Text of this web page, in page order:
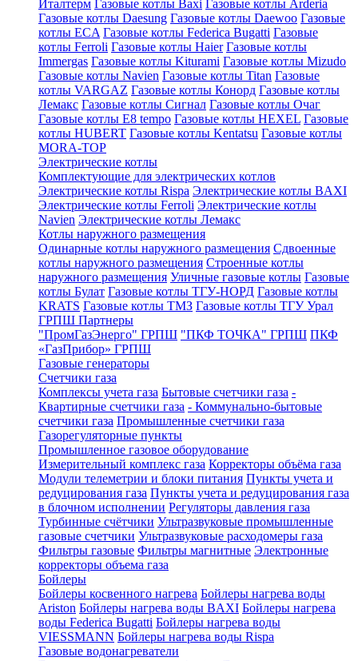
Италтерм Газовые котлы Baxi Газовые котлы Arderia
Газовые котлы Daesung Газовые котлы Daewoo Газовые
котлы ECA Газовые котлы Federica Bugatti Газовые
котлы Ferroli Газовые котлы Haier Газовые котлы
Immergas Газовые котлы Kiturami Газовые котлы Mizudo
Газовые котлы Navien Газовые котлы Titan Газовые
котлы VARGAZ Газовые котлы Конорд Газовые котлы
Лемакс Газовые котлы Сигнал Газовые котлы Очаг
Газовые котлы E8 tempo Газовые котлы HEXEL Газовые
котлы HUBERT Газовые котлы Kentatsu Газовые котлы
MORA-TOP
Электрические котлы
Комплектующие для электрических котлов
Электрические котлы Rispa Электрические котлы BAXI
Электрические котлы Ferroli Электрические котлы
Navien Электрические котлы Лемакс
Котлы наружного размещения
Одинарные котлы наружного размещения Сдвоенные
котлы наружного размещения Строенные котлы
наружного размещения Уличные газовые котлы Газовые
котлы Булат Газовые котлы ТГУ-НОРД Газовые котлы
KRATS Газовые котлы ТМЗ Газовые котлы ТГУ Урал
ГРПШ Партнеры
"ПромГазЭнерго" ГРПШ "ПКФ ТОЧКА" ГРПШ ПКФ
«ГазПрибор» ГРПШ
Газовые генераторы
Счетчики газа
Комплексы учета газа Бытовые счетчики газа -
Квартирные счетчики газа - Коммунально-бытовые
счетчики газа Промышленные счетчики газа
Газорегуляторные пункты
Промышленное газовое оборудование
Измерительный комплекс газа Корректоры объёма газа
Модули телеметрии и блоки питания Пункты учета и
редуцирования газа Пункты учета и редуцирования газа
в блочном исполнении Регуляторы давления газа
Турбинные счётчики Ультразвуковые промышленные
газовые счетчики Ультразвуковые расходомеры газа
Фильтры газовые Фильтры магнитные Электронные
корректоры объема газа
Бойлеры
Бойлеры косвенного нагрева Бойлеры нагрева воды
Ariston Бойлеры нагрева воды BAXI Бойлеры нагрева
воды Federica Bugatti Бойлеры нагрева воды
VIESSMANN Бойлеры нагрева воды Rispa
Газовые водонагреватели